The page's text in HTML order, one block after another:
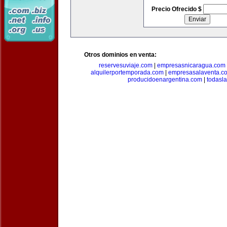
Precio Ofrecido $
Otros dominios en venta:
reservesuviaje.com| empresasnicaragua.com
alquilerportemporada.com
producidoenargentina.com